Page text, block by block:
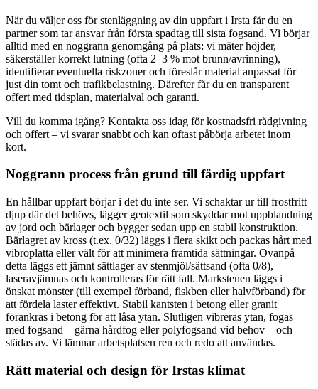
När du väljer oss för stenläggning av din uppfart i Irsta får du en
partner som tar ansvar från första spadtag till sista fogsand. Vi börjar
alltid med en noggrann genomgång på plats: vi mäter höjder,
säkerställer korrekt lutning (ofta 2–3 % mot brunn/avrinning),
identifierar eventuella riskzoner och föreslår material anpassat för
just din tomt och trafikbelastning. Därefter får du en transparent
offert med tidsplan, materialval och garanti.
Vill du komma igång? Kontakta oss idag för kostnadsfri rådgivning
och offert – vi svarar snabbt och kan oftast påbörja arbetet inom
kort.
Noggrann process från grund till färdig uppfart
En hållbar uppfart börjar i det du inte ser. Vi schaktar ur till frostfritt
djup där det behövs, lägger geotextil som skyddar mot uppblandning
av jord och bärlager och bygger sedan upp en stabil konstruktion.
Bärlagret av kross (t.ex. 0/32) läggs i flera skikt och packas hårt med
vibroplatta eller vält för att minimera framtida sättningar. Ovanpå
detta läggs ett jämnt sättlager av stenmjöl/sättsand (ofta 0/8),
laseravjämnas och kontrolleras för rätt fall. Markstenen läggs i
önskat mönster (till exempel förband, fiskben eller halvförband) för
att fördela laster effektivt. Stabil kantsten i betong eller granit
förankras i betong för att låsa ytan. Slutligen vibreras ytan, fogas
med fogsand – gärna hårdfog eller polyfogsand vid behov – och
städas av. Vi lämnar arbetsplatsen ren och redo att användas.
Rätt material och design för Irstas klimat